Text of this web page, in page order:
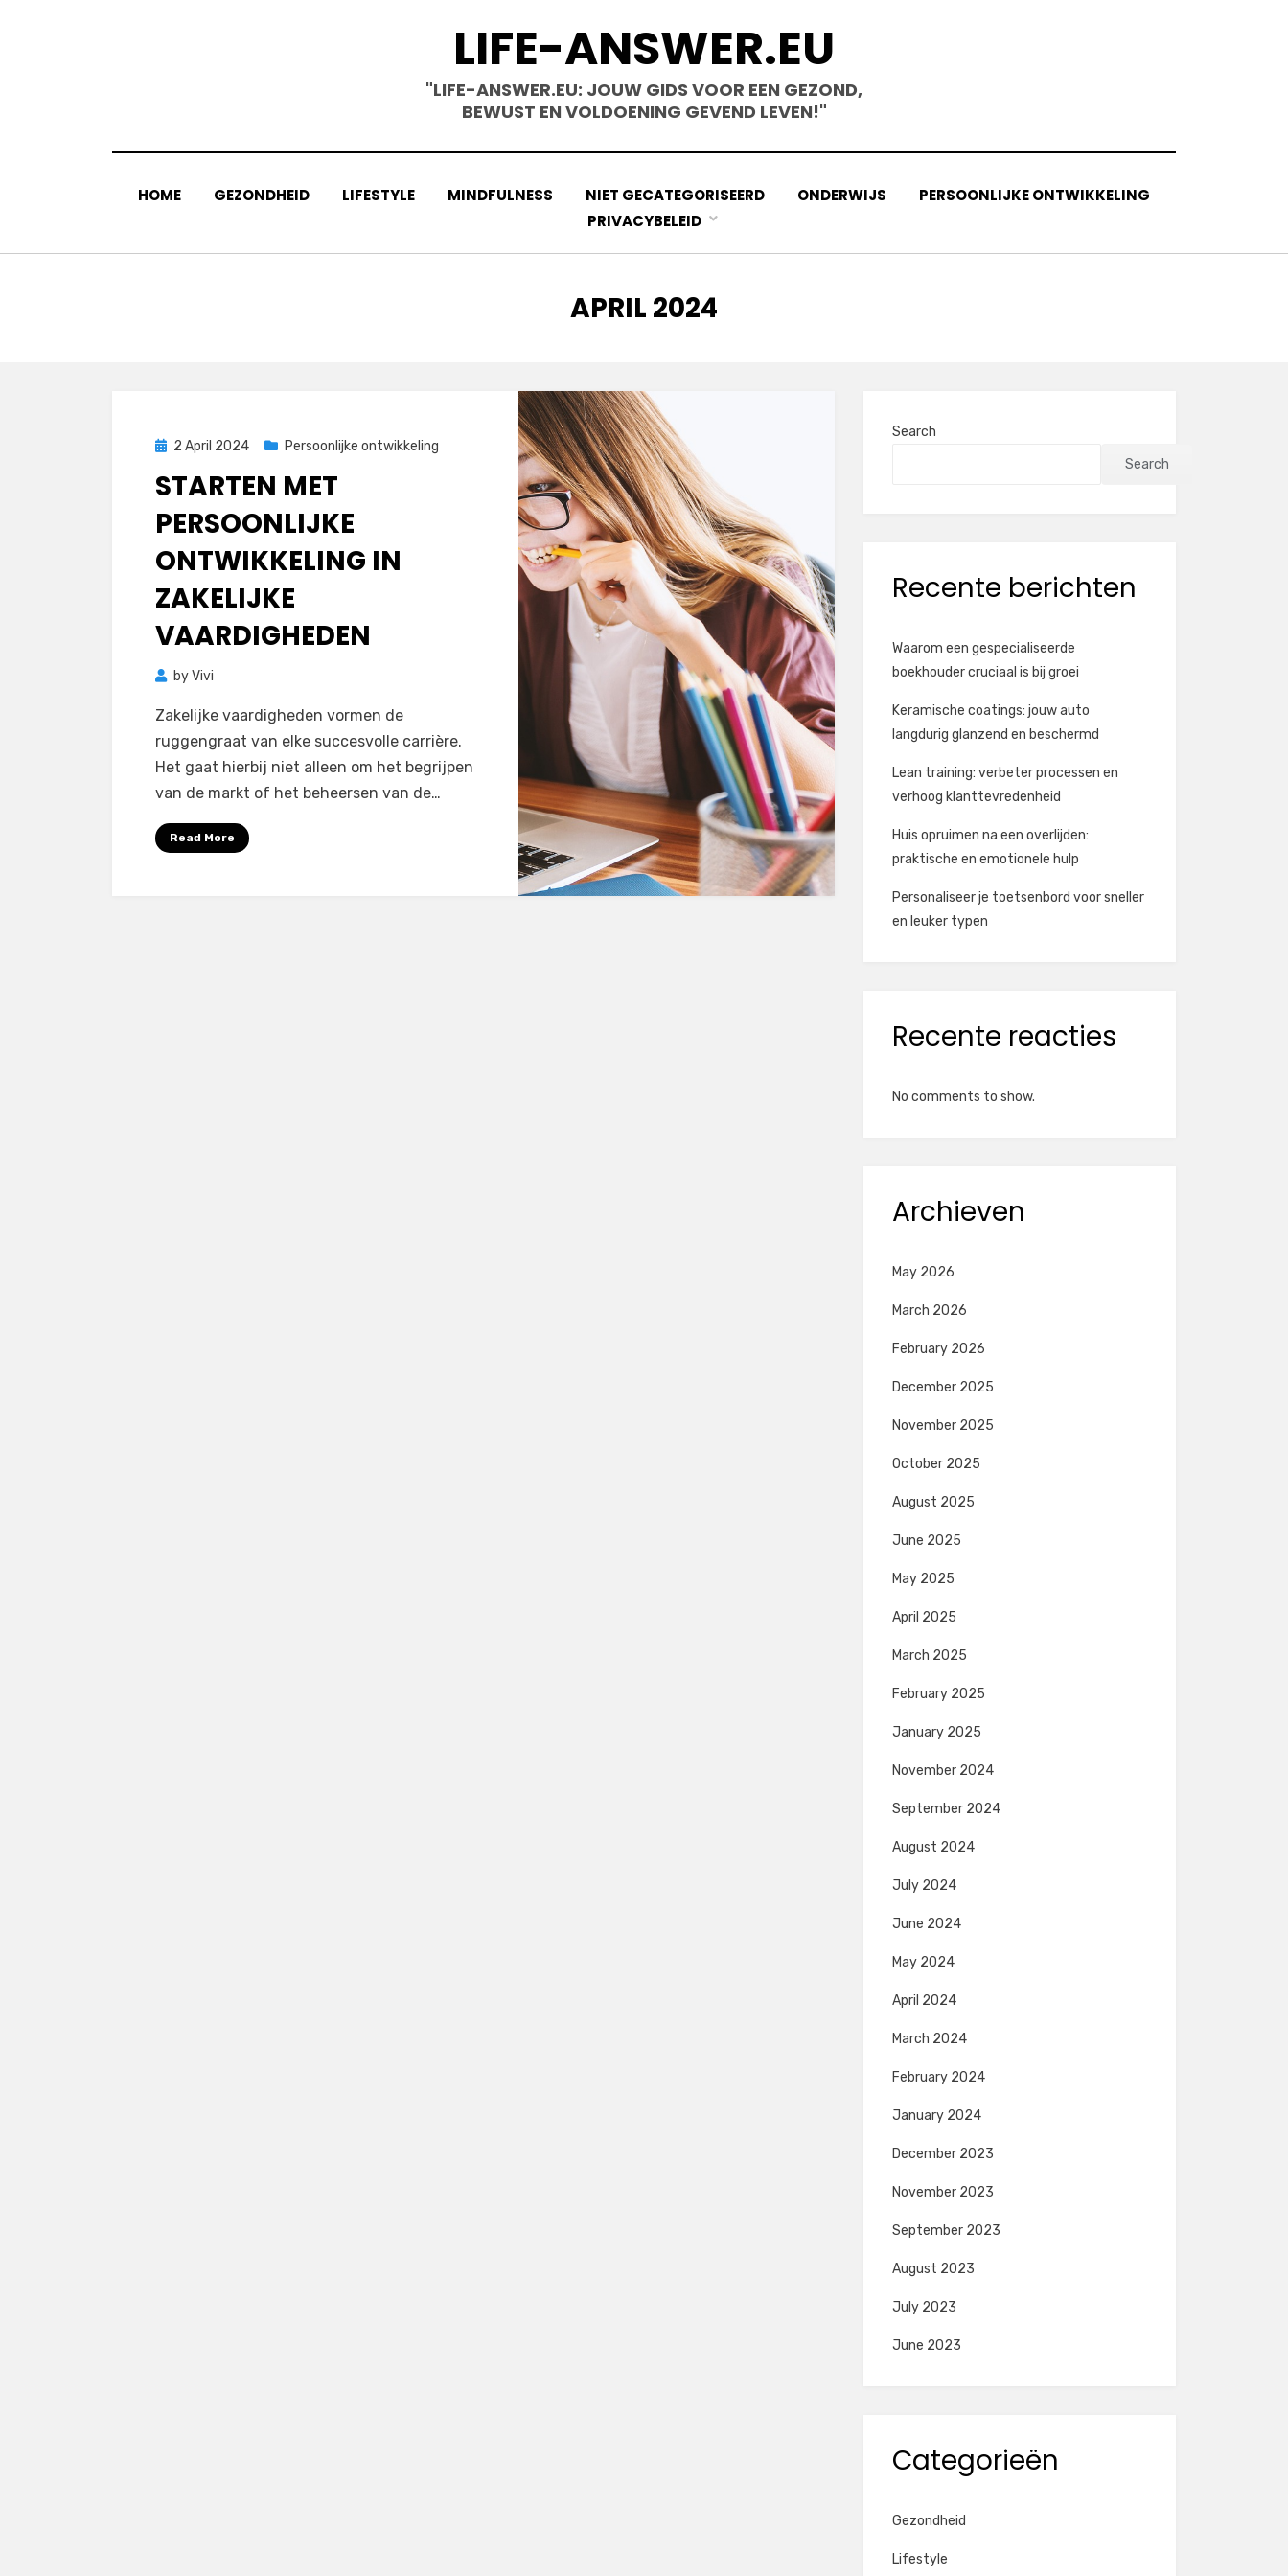
LIFE-ANSWER.EU
"LIFE-ANSWER.EU: JOUW GIDS VOOR EEN GEZOND,
BEWUST EN VOLDOENING GEVEND LEVEN!"
HOME GEZONDHEID LIFESTYLE MINDFULNESS NIET GECATEGORISEERD ONDERWIJS
PERSOONLIJKE ONTWIKKELING
PRIVACYBELEID
MONTH
:
APRIL 2024
Posted
2 April 2024 Persoonlijke ontwikkeling
STARTEN MET
PERSOONLIJKE
ONTWIKKELING IN
ZAKELIJKE
VAARDIGHEDEN
byVivi
Zakelijke vaardigheden vormen de
ruggengraat van elke succesvolle carrière.
Het gaat hierbij niet alleen om het begrijpen
van de markt of het beheersen van de…
Read More
Search
Search
Recente berichten
Waarom een gespecialiseerde
boekhouder cruciaal is bij groei
Keramische coatings: jouw auto
langdurig glanzend en beschermd
Lean training: verbeter processen en
verhoog klanttevredenheid
Huis opruimen na een overlijden:
praktische en emotionele hulp
Personaliseer je toetsenbord voor sneller
en leuker typen
Recente reacties
No comments to show.
Archieven
May 2026
March 2026
February 2026
December 2025
November 2025
October 2025
August 2025
June 2025
May 2025
April 2025
March 2025
February 2025
January 2025
November 2024
September 2024
August 2024
July 2024
June 2024
May 2024
April 2024
March 2024
February 2024
January 2024
December 2023
November 2023
September 2023
August 2023
July 2023
June 2023
Categorieën
Gezondheid
Lifestyle